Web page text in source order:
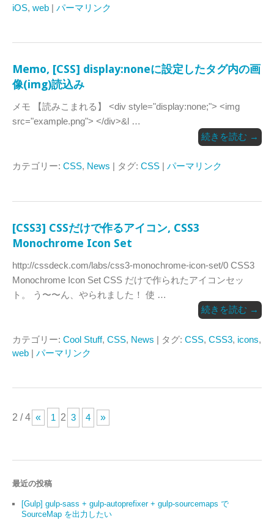
iOS, web | パーマリンク
Memo, [CSS] display:noneに設定したタグ内の画
像(img)読込み
メモ 【読みこまれる】 <div style="display:none;"> <img
src="example.png"> </div>&l …
続きを読む →
カテゴリー: CSS, News | タグ: CSS | パーマリンク
[CSS3] CSSだけで作るアイコン, CSS3
Monochrome Icon Set
http://cssdeck.com/labs/css3-monochrome-icon-set/0 CSS3
Monochrome Icon Set CSS だけで作られたアイコンセッ
ト。 う〜〜ん、やられました！ 使 …
続きを読む →
カテゴリー: Cool Stuff, CSS, News | タグ: CSS, CSS3, icons,
web | パーマリンク
2 / 4 « 1 2 3 4 »
最近の投稿
[Gulp] gulp-sass + gulp-autoprefixer + gulp-sourcemaps で
SourceMap を出力したい